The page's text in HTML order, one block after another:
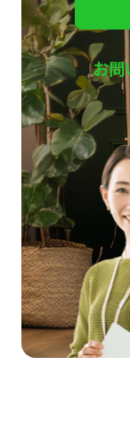
お問